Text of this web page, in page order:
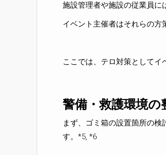
施設管理者や施設の従業員に
イベント主催者はそれらの方
ここでは、テロ対策としてイ
警備・救護環境の
まず、ゴミ箱の設置箇所の
す。*5, *6